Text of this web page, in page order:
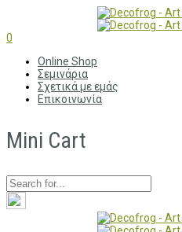
0
Online Shop
Σεμινάρια
Σχετικά με εμάς
Επικοινωνία
Mini Cart